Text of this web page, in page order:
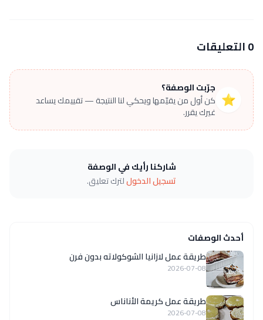
0 التعليقات
⭐
جرّبت الوصفة؟
كن أول من يقيّمها ويحكي لنا النتيجة — تقييمك يساعد
غيرك يقرر.
شاركنا رأيك في الوصفة
تسجيل الدخوللترك تعليق.
أحدث الوصفات
طريقة عمل لازانيا الشوكولاته بدون فرن
2026-07-08
طريقة عمل كريمة الأناناس
2026-07-08